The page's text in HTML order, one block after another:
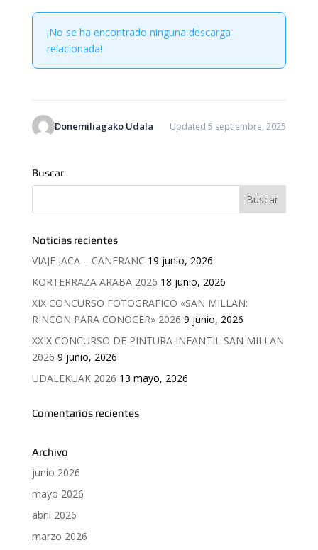
¡No se ha encontrado ninguna descarga
relacionada!
Donemiliagako Udala Updated 5 septiembre, 2025
Buscar
Noticias recientes
VIAJE JACA – CANFRANC 19 junio, 2026
KORTERRAZA ARABA 2026 18 junio, 2026
XIX CONCURSO FOTOGRAFICO «SAN MILLAN:
RINCON PARA CONOCER» 2026 9 junio, 2026
XXIX CONCURSO DE PINTURA INFANTIL SAN MILLAN
2026 9 junio, 2026
UDALEKUAK 2026 13 mayo, 2026
Comentarios recientes
Archivo
junio 2026
mayo 2026
abril 2026
marzo 2026